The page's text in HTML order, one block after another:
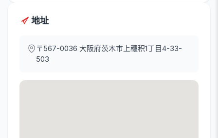
地址
〒567-0036 大阪府茨木市上穗积1丁目4-33-
503